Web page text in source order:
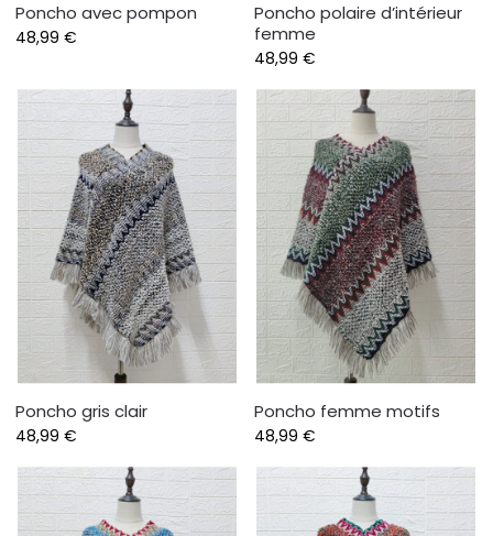
Poncho avec pompon
48,99 €
Poncho polaire d’intérieur
femme
48,99 €
Poncho gris clair
48,99 €
Poncho femme motifs
48,99 €